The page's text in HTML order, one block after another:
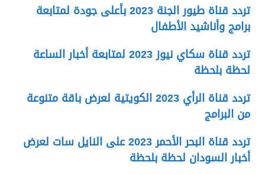
تردد قناة طيور الجنة 2023 بأعلى جودة لمتابعة
برامج وأناشيد الأطفال
تردد قناة سكاي نيوز 2023 لمتابعة أخبار الساعة
لحظة بلحظة
تردد قناة الرأي 2023 الكويتية لعرض باقة متنوعة
من البرامج
تردد قناة البحر الأحمر 2023 على النايل سات لعرض
أخبار السودان لحظة بلحظة